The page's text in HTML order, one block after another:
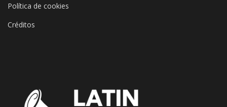
Política de cookies
Créditos